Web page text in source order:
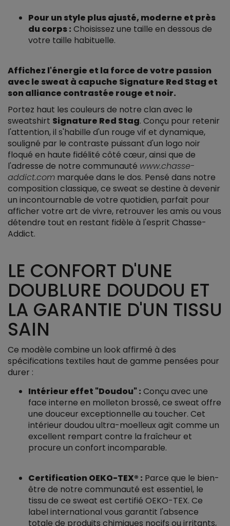
Pour un style plus ajusté, moderne et près
du corps : Choisissez une taille en dessous de
votre taille habituelle.
Affichez l'énergie et la force de votre passion
avec le sweat à capuche Signature Red Stag et
son alliance contrastée rouge et noir.
Portez haut les couleurs de notre clan avec le
sweatshirt Signature Red Stag. Conçu pour retenir
l'attention, il s'habille d'un rouge vif et dynamique,
souligné par le contraste puissant d'un logo noir
floqué en haute fidélité côté cœur, ainsi que de
l'adresse de notre communauté www.chasse-
addict.com marquée dans le dos. Pensé dans notre
composition classique, ce sweat se destine à devenir
un incontournable de votre quotidien, parfait pour
afficher votre art de vivre, retrouver les amis ou vous
détendre tout en restant fidèle à l'esprit Chasse-
Addict.
LE CONFORT D'UNE
DOUBLURE DOUDOU ET
LA GARANTIE D'UN TISSU
SAIN
Ce modèle combine un look affirmé à des
spécifications textiles haut de gamme pensées pour
durer :
Intérieur effet "Doudou" : Conçu avec une
face interne en molleton brossé, ce sweat offre
une douceur exceptionnelle au toucher. Cet
intérieur doudou ultra-moelleux agit comme un
excellent rempart contre la fraîcheur et
procure un confort incomparable.
Certification OEKO-TEX® : Parce que le bien-
être de notre communauté est essentiel, le
tissu de ce sweat est certifié OEKO-TEX. Ce
label international vous garantit l'absence
totale de produits chimiques nocifs ou irritants,